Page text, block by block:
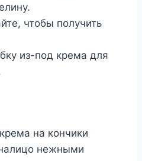
чтобы получить
из-под крема для
на кончики
нежными